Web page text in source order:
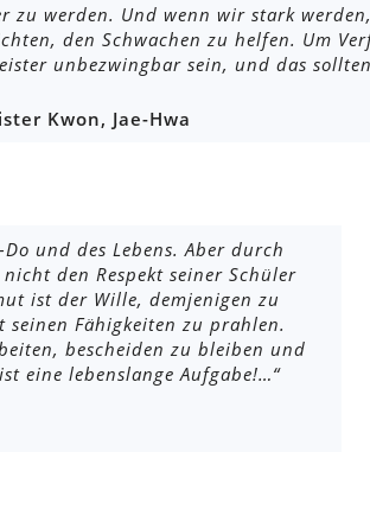
zu werden. Und wenn wir stark
den Schwachen zu helfen. Um
unbezwingbar sein, und das
Kwon, Jae-Hwa
und des Lebens. Aber durch
den Respekt seiner Schüler
ist der Wille, demjenigen zu
Fähigkeiten zu prahlen.
bescheiden zu bleiben und
eine lebenslange Aufgabe!…“